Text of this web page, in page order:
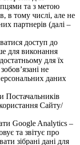
та з метою
в тому числі, але не
партнерів (далі –
доступ до
для виконання
для їх
не
даних
Постачальників
Сайту/
Google Analytics –
та звітує про
зібрані дані для